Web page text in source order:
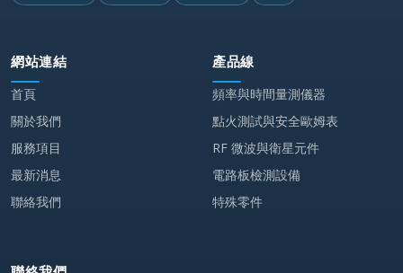
網站連結
首頁
關於我們
服務項目
最新消息
聯絡我們
產品線
頻率與時間量測儀器
點火測試與安全歐姆表
RF 微波與衛星元件
電路板檢測設備
特殊零件